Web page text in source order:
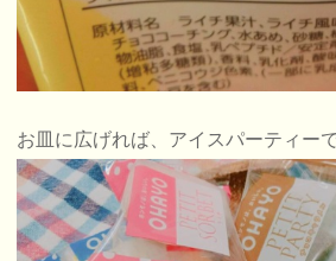
お皿に広げれば、アイスパーティー